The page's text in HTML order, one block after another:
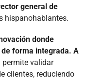
general de
hispanohablantes.
donde
forma integrada. A
permite validar
clientes, reduciendo